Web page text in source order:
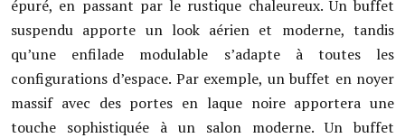
épuré, en passant par le rustique chaleureux. Un buffet
suspendu apporte un look aérien et moderne, tandis
qu’une enfilade modulable s’adapte à toutes les
configurations d’espace. Par exemple, un buffet en noyer
massif avec des portes en laque noire apportera une
touche sophistiquée à un salon moderne. Un buffet